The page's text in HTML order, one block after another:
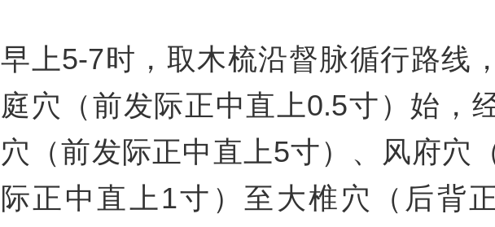
早上5-7时，取木梳沿督脉循行路线
庭穴（前发际正中直上0.5寸）始，
穴（前发际正中直上5寸）、风府穴
际正中直上1寸）至大椎穴（后背